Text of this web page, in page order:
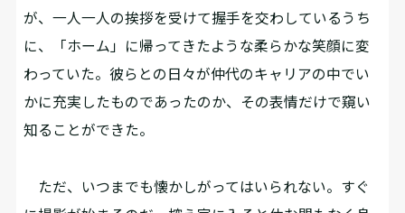
が、一人一人の挨拶を受けて握手を交わしているうち
に、「ホーム」に帰ってきたような柔らかな笑顔に変
わっていた。彼らとの日々が仲代のキャリアの中でい
かに充実したものであったのか、その表情だけで窺い
知ることができた。
ただ、いつまでも懐かしがってはいられない。すぐ